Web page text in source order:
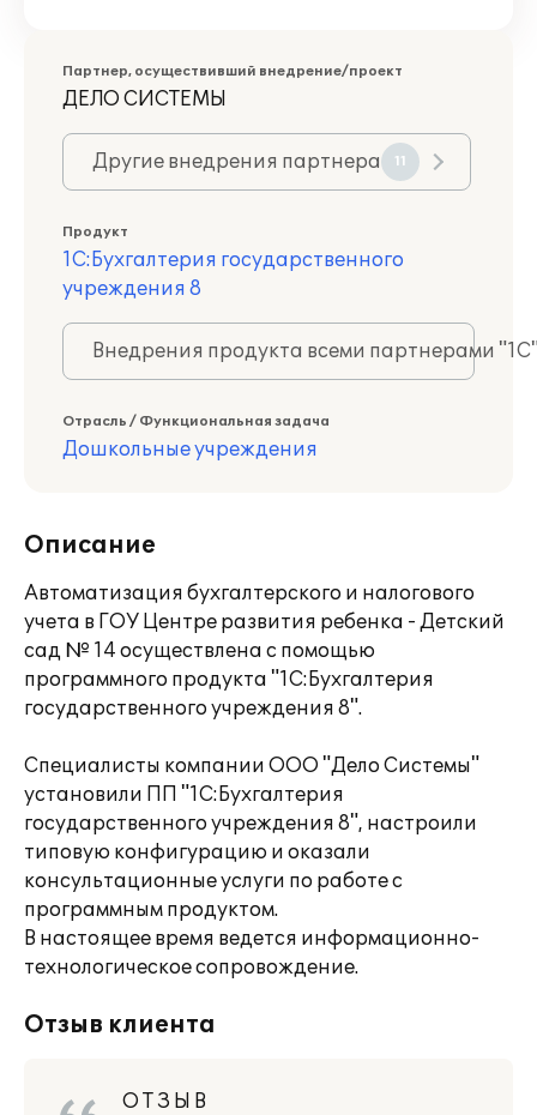
Партнер, осуществивший внедрение/проект
ДЕЛО СИСТЕМЫ
Другие внедрения партнера 11
Продукт
1С:Бухгалтерия государственного
учреждения 8
Внедрения продукта всеми партнерами
Отрасль / Функциональная задача
Дошкольные учреждения
Описание
Автоматизация бухгалтерского и налогового
учета в ГОУ Центре развития ребенка - Детский
сад № 14 осуществлена с помощью
программного продукта "1С:Бухгалтерия
государственного учреждения 8".
Специалисты компании ООО "Дело Системы"
установили ПП "1С:Бухгалтерия
государственного учреждения 8", настроили
типовую конфигурацию и оказали
консультационные услуги по работе с
программным продуктом.
В настоящее время ведется информационно-
технологическое сопровождение.
Отзыв клиента
О Т З Ы В